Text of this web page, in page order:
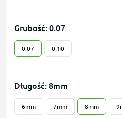
Grubość: 0.07
0.07 0.10
Długość: 8mm
6mm 7mm 8mm